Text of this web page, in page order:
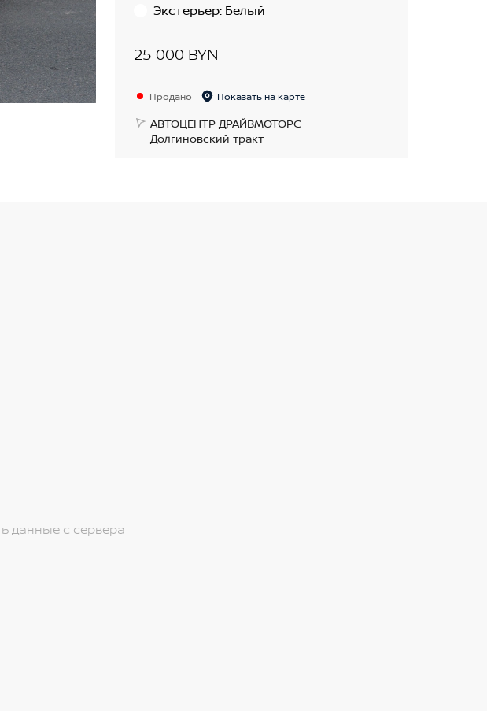
Экстерьер: Белый
25 000 BYN
Продано Показать на карте
АВТОЦЕНТР ДРАЙВМОТОРС
Долгиновский тракт
данные с сервера